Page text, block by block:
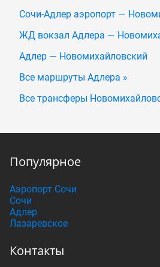
Сочи-Адлер аэропорт —
ЖД вокзал Адлера —
Адлер — Новомихайловский
Все маршруты Адлера »
Все трансферы
Популярное
Аэропорт Сочи
Сочи
Адлер
Лазаревское
Контакты